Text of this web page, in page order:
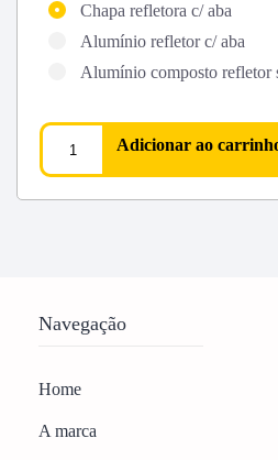
Chapa refletora c/ aba
Alumínio refletor c/ aba
Alumínio composto refletor
Adicionar ao
Navegação
Home
A marca